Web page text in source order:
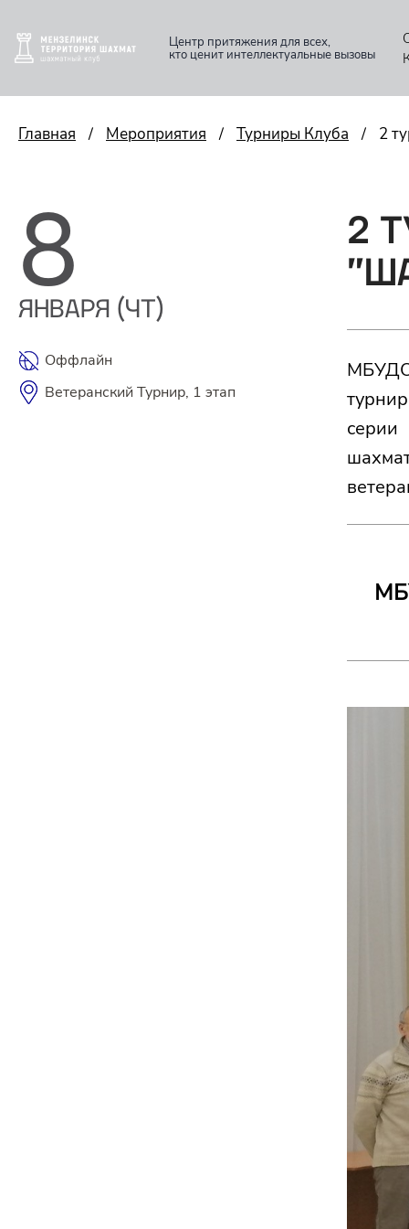
Центр притяжения для всех,
кто ценит интеллектуальные вызовы
Главная / Мероприятия / Турниры Клуба / 2
8
ЯНВАРЯ (ЧТ)
Оффлайн
Ветеранский Турнир, 1 этап
2